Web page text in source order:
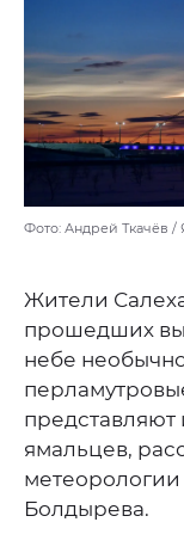
Фото: Андрей Ткачёв
Жители
прошедших
небе
ямальцев,
Болдырева.